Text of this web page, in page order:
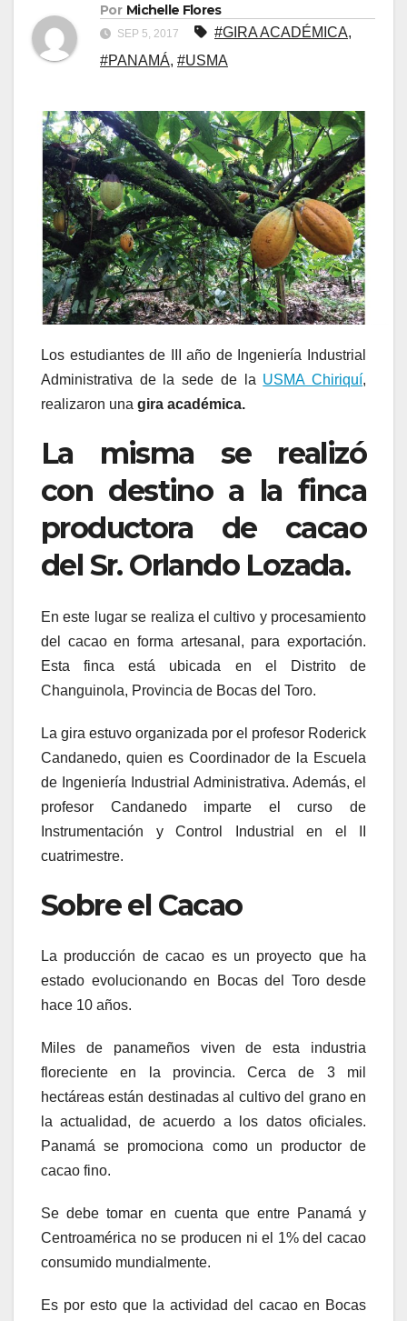
Por Michelle Flores
SEP 5, 2017 #GIRA ACADÉMICA,
#PANAMÁ, #USMA
Los estudiantes de III año de Ingeniería Industrial
Administrativa de la sede de la USMA Chiriquí,
realizaron una gira académica.
La misma se realizó
con destino a la finca
productora de cacao
del Sr. Orlando Lozada.
En este lugar se realiza el cultivo y procesamiento
del cacao en forma artesanal, para exportación.
Esta finca está ubicada en el Distrito de
Changuinola, Provincia de Bocas del Toro.
La gira estuvo organizada por el profesor Roderick
Candanedo, quien es Coordinador de la Escuela
de Ingeniería Industrial Administrativa. Además, el
profesor Candanedo imparte el curso de
Instrumentación y Control Industrial en el II
cuatrimestre.
Sobre el Cacao
La producción de cacao es un proyecto que ha
estado evolucionando en Bocas del Toro desde
hace 10 años.
Miles de panameños viven de esta industria
floreciente en la provincia. Cerca de 3 mil
hectáreas están destinadas al cultivo del grano en
la actualidad, de acuerdo a los datos oficiales.
Panamá se promociona como un productor de
cacao fino.
Se debe tomar en cuenta que entre Panamá y
Centroamérica no se producen ni el 1% del cacao
consumido mundialmente.
Es por esto que la actividad del cacao en Bocas